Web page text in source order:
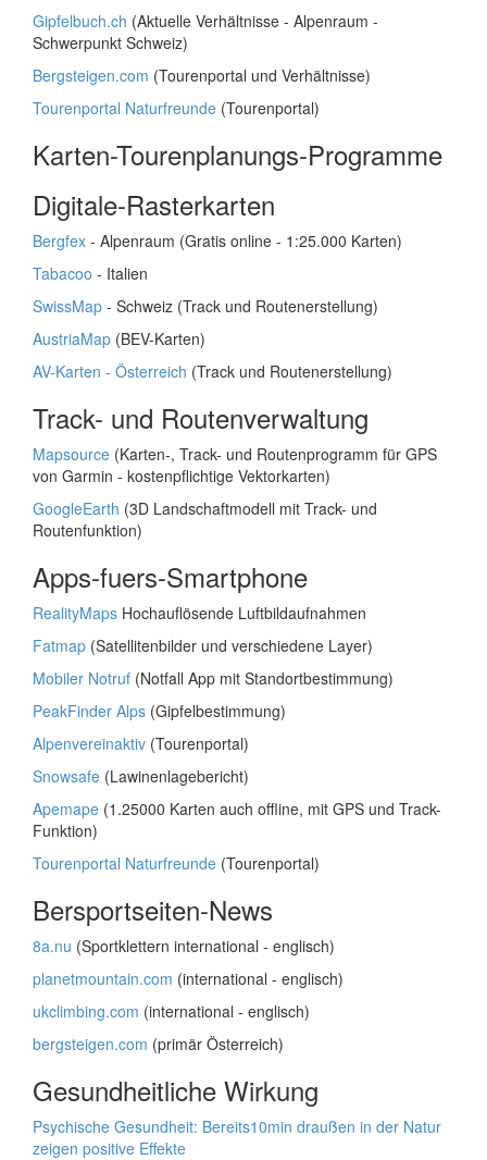
Gipfelbuch.ch (Aktuelle Verhältnisse - Alpenraum -
Schwerpunkt Schweiz)
Bergsteigen.com (Tourenportal und Verhältnisse)
Tourenportal Naturfreunde (Tourenportal)
Karten-Tourenplanungs-Programme
Digitale-Rasterkarten
Bergfex - Alpenraum (Gratis online - 1:25.000 Karten)
Tabacoo - Italien
SwissMap - Schweiz (Track und Routenerstellung)
AustriaMap (BEV-Karten)
AV-Karten - Österreich (Track und Routenerstellung)
Track- und Routenverwaltung
Mapsource (Karten-, Track- und Routenprogramm für GPS
von Garmin - kostenpflichtige Vektorkarten)
GoogleEarth (3D Landschaftmodell mit Track- und
Routenfunktion)
Apps-fuers-Smartphone
RealityMaps Hochauflösende Luftbildaufnahmen
Fatmap (Satellitenbilder und verschiedene Layer)
Mobiler Notruf (Notfall App mit Standortbestimmung)
PeakFinder Alps (Gipfelbestimmung)
Alpenvereinaktiv (Tourenportal)
Snowsafe (Lawinenlagebericht)
Apemape (1.25000 Karten auch offline, mit GPS und Track-
Funktion)
Tourenportal Naturfreunde (Tourenportal)
Bersportseiten-News
8a.nu (Sportklettern international - englisch)
planetmountain.com (international - englisch)
ukclimbing.com (international - englisch)
bergsteigen.com (primär Österreich)
Gesundheitliche Wirkung
Psychische Gesundheit: Bereits10min draußen in der Natur
zeigen positive Effekte